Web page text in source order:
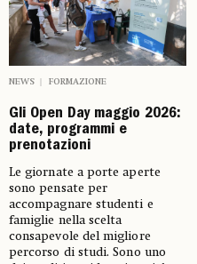
NEWS FORMAZIONE
Gli Open Day maggio 2026:
date, programmi e
prenotazioni
Le giornate a porte aperte
sono pensate per
accompagnare studenti e
famiglie nella scelta
consapevole del migliore
percorso di studi. Sono uno